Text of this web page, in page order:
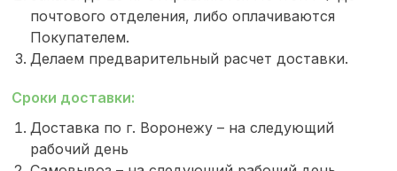
почтового отделения, либо оплачиваются
Покупателем.
Делаем предварительный расчет доставки.
Сроки доставки:
Доставка по г. Воронежу – на следующий
рабочий день